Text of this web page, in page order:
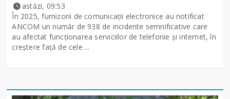
astăzi, 09:53
În 2025, furnizorii de comunicații electronice au notificat
ANCOM un număr de 938 de incidente semnificative care
au afectat funcționarea serviciilor de telefonie și internet, în
creștere față de cele ...